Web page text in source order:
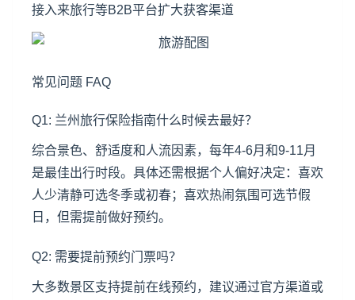
接入来旅行等B2B平台扩大获客渠道
常见问题 FAQ
Q1: 兰州旅行保险指南什么时候去最好？
综合景色、舒适度和人流因素，每年4-6月和9-11月
是最佳出行时段。具体还需根据个人偏好决定：喜欢
人少清静可选冬季或初春；喜欢热闹氛围可选节假
日，但需提前做好预约。
Q2: 需要提前预约门票吗？
大多数景区支持提前在线预约，建议通过官方渠道或